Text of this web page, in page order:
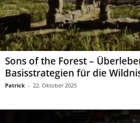
Sons of the Forest –
Basisstrategien für die
Patrick - 22. Oktober 2025